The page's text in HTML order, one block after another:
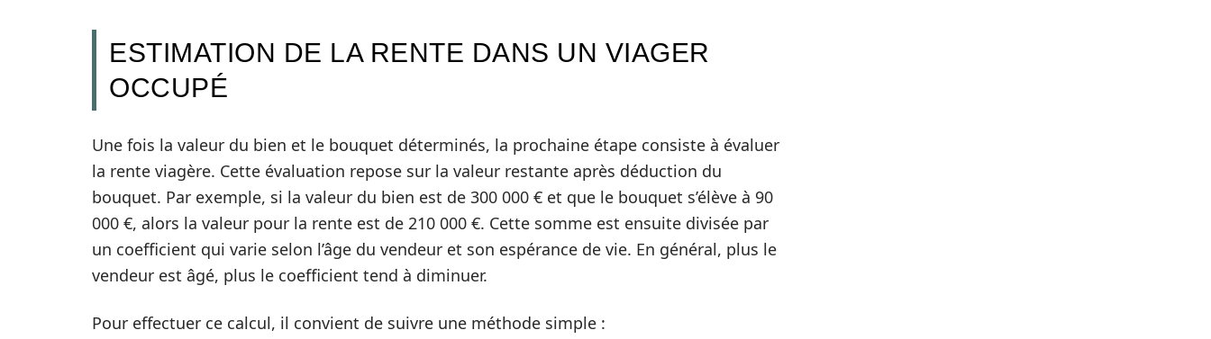
ESTIMATION DE LA RENTE DANS UN VIAGER
OCCUPÉ
Une fois la valeur du bien et le bouquet déterminés, la prochaine étape consiste à évaluer
la rente viagère. Cette évaluation repose sur la valeur restante après déduction du
bouquet. Par exemple, si la valeur du bien est de 300 000 € et que le bouquet s’élève à 90
000 €, alors la valeur pour la rente est de 210 000 €. Cette somme est ensuite divisée par
un coefficient qui varie selon l’âge du vendeur et son espérance de vie. En général, plus le
vendeur est âgé, plus le coefficient tend à diminuer.
Pour effectuer ce calcul, il convient de suivre une méthode simple :